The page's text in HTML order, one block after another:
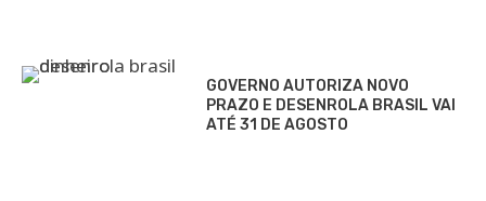
GOVERNO AUTORIZA NOVO
PRAZO E DESENROLA BRASIL VAI
ATÉ 31 DE AGOSTO